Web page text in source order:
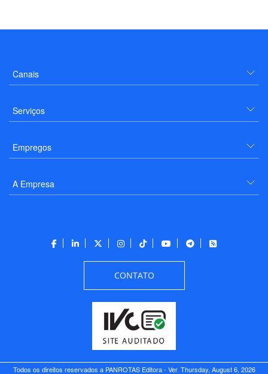
Canais
Serviços
Empregos
A Empresa
CONTATO
Todos os direitos reservados a PANROTAS Editora - Ver. Thursday, August 6, 2026